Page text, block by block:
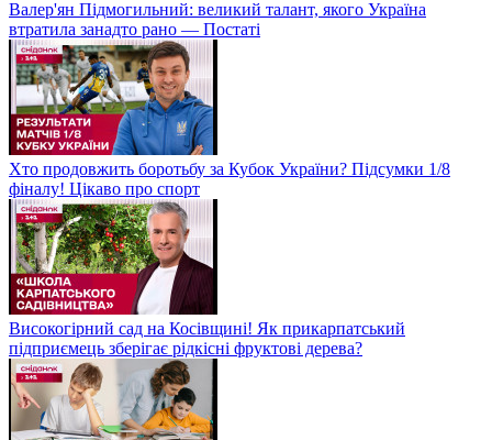
Валер'ян Підмогильний: великий талант, якого Україна
втратила занадто рано — Постаті
Хто продовжить боротьбу за Кубок України? Підсумки 1/8
фіналу! Цікаво про спорт
Високогірний сад на Косівщині! Як прикарпатський
підприємець зберігає рідкісні фруктові дерева?